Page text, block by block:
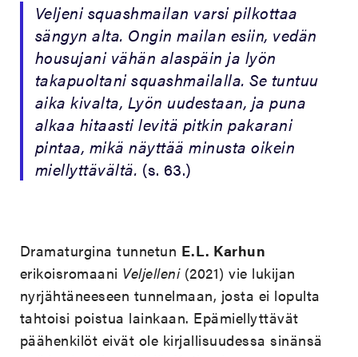
Veljeni squashmailan varsi pilkottaa
sängyn alta. Ongin mailan esiin, vedän
housujani vähän alaspäin ja lyön
takapuoltani squashmailalla. Se tuntuu
aika kivalta, Lyön uudestaan, ja puna
alkaa hitaasti levitä pitkin pakarani
pintaa, mikä näyttää minusta oikein
miellyttävältä. (s. 63.)
Dramaturgina tunnetun E.L. Karhun
erikoisromaani Veljelleni (2021) vie lukijan
nyrjähtäneeseen tunnelmaan, josta ei lopulta
tahtoisi poistua lainkaan. Epämiellyttävät
päähenkilöt eivät ole kirjallisuudessa sinänsä